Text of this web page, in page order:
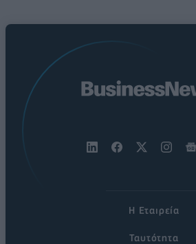
Η Εταιρεία
Ταυτότητα